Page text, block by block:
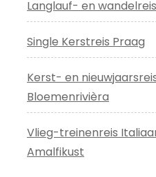
Langlauf- en
Single Kerstreis Praag
Kerst- en
Bloemenrivièra
Vlieg-treinenreis
Amalfikust